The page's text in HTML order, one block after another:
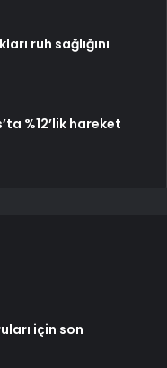
ruh sağlığını
%12’lik hareket
için son